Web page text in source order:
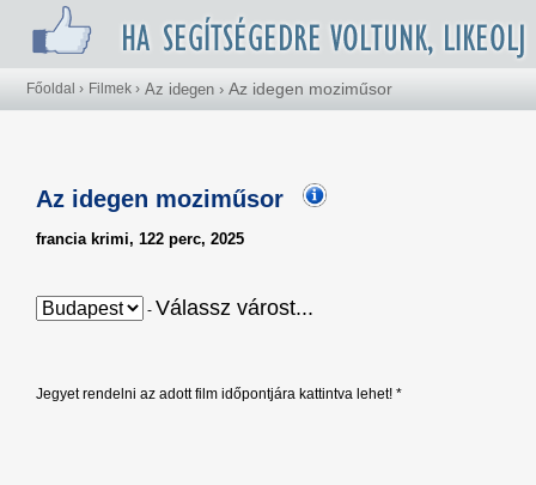
Főoldal › Filmek › Az idegen › Az idegen moziműsor
Az idegen moziműsor
francia krimi, 122 perc, 2025
- Válassz várost...
Jegyet rendelni az adott film időpontjára kattintva lehet! *